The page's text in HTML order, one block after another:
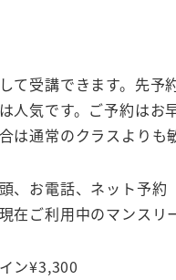
て受講できます。先予
人気です。ご予約はお
は通常のクラスよりも
、お電話、ネット予約
在ご利用中のマンスリ
ン¥3,300